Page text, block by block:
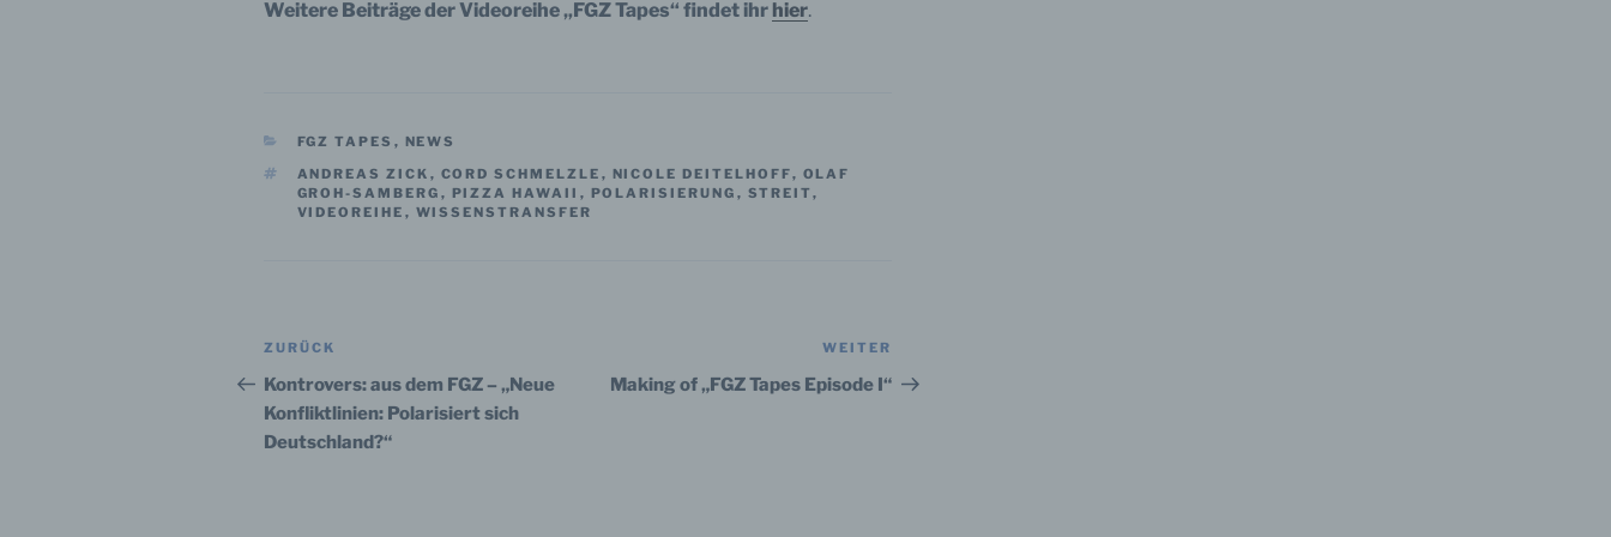
Weitere Beiträge der Videoreihe „FGZ Tapes“ findet ihr hier.
KATEGORIEN
FGZ TAPES , NEWS
SCHLAGWÖRTER
ANDREAS ZICK , CORD SCHMELZLE , NICOLE DEITELHOFF, OLAF
GROH-SAMBERG , PIZZA HAWAII , POLARISIERUNG , STREIT ,
VIDEOREIHE , WISSENSTRANSFER
Beitragsnavigation
Vorheriger
Beitrag
ZURÜCK
Kontrovers: aus dem FGZ – „Neue
Konfliktlinien: Polarisiert sich
Deutschland?“
Beitrag
WEITER
Making of „FGZ Tapes Episode I“
Person beziehen, zu bewerten, insbesondere, um Aspekte bezüglich
Arbeitsleistung, wirtschaftlicher Lage, Gesundheit, persönlicher Vorlieben,
Interessen, Zuverlässigkeit, Verhalten, Aufenthaltsort oder Ortswechsel
Pseudonymisierung ist die Verarbeitung personenbezogener Daten in
einer Weise, auf welche die personenbezogenen Daten ohne